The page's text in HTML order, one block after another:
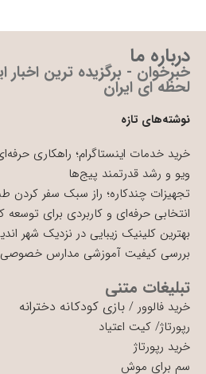
درباره ما
خبرخوان - برگزیده ترین اخبار
لحظه ای ایران
نوشته‌های تازه
خرید خدمات اینستاگرام؛ راهکاری
ویو و رشد قدرتمند پیج‌ها
تجهیزات چندکاره؛ راز سبک سفر کردن
انتخابی حرفه‌ای و کاربردی برای
بهترین کلینیک زیبایی در نزدیک شهر
بررسی کیفیت آموزشی مدارس خصوصی
تبلیغات متنی
خرید فالوور / بازی کودکانه دخترانه
رپورتاژ/ کیت اعتیاد
خرید رپورتاژ
سم برای موش